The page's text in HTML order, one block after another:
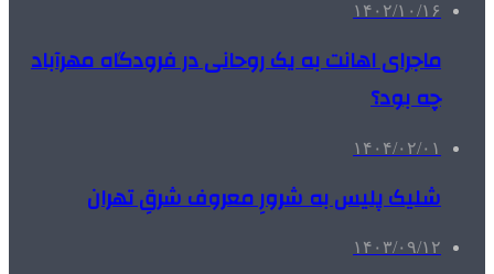
۱۴۰۲/۱۰/۱۶
ماجرای اهانت به یک روحانی در فرودگاه مهرآباد
چه بود؟
۱۴۰۴/۰۲/۰۱
شلیک پلیس به شرورِ معروف شرقِ تهران
۱۴۰۳/۰۹/۱۲